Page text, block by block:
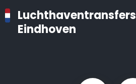
Luchthaventransfers
Eindhoven